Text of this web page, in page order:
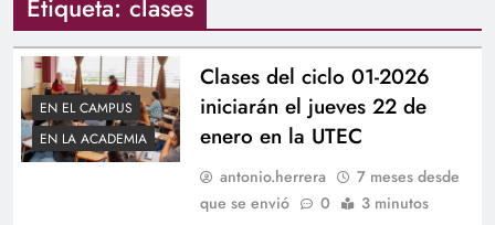
Etiqueta: clases
EN EL CAMPUS
EN LA ACADEMIA
Clases del ciclo 01-2026
iniciarán el jueves 22 de
enero en la UTEC
antonio.herrera
7 meses desde
que se envió
0 3 minutos